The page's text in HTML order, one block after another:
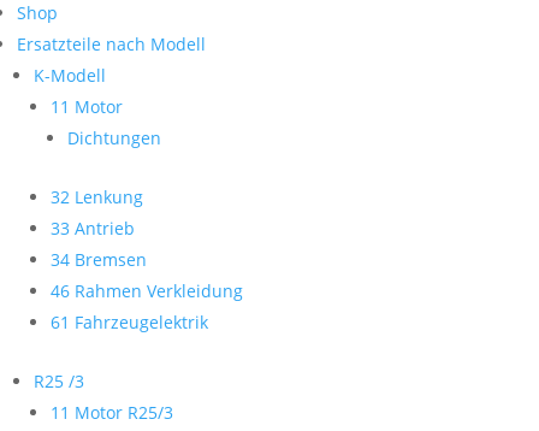
Shop
Ersatzteile nach Modell
K-Modell
11 Motor
Dichtungen
32 Lenkung
33 Antrieb
34 Bremsen
46 Rahmen Verkleidung
61 Fahrzeugelektrik
R25 /3
11 Motor R25/3